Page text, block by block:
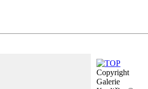
Copyright
Galerie